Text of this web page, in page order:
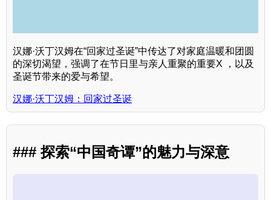
汉娜·沃丁汉姆在“回家过圣诞”中传达了对家庭温暖和团圆
的深切渴望，强调了在节日里与亲人重聚的重要X ，以及
圣诞节带来的爱与希望。
汉娜·沃丁汉姆：回家过圣诞
### 探索“中国奇谭”的魅力与深意